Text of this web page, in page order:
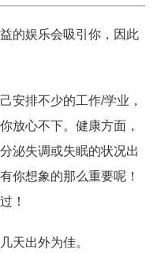
的娱乐会吸引你，因此
安排不少的工作/学业，
放心不下。健康方面，
泌失调或失眠的状况出
你想象的那么重要呢！
！
天出外为佳。